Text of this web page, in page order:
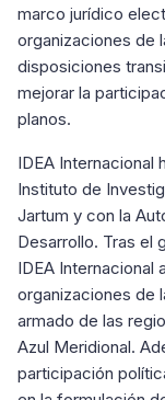
marco jurídico
organizaciones de
disposiciones
mejorar la
planos.
IDEA Internacional
Instituto de
Jartum y con la
Desarrollo. Tras el
IDEA Internacional
organizaciones de
armado de las
Azul Meridional.
participación